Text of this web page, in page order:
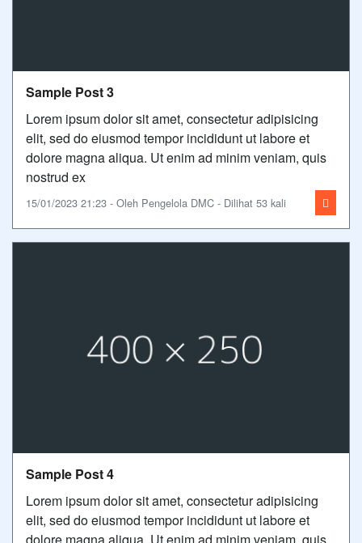
Sample Post 3
Lorem ipsum dolor sit amet, consectetur adipisicing
elit, sed do eiusmod tempor incididunt ut labore et
dolore magna aliqua. Ut enim ad minim veniam, quis
nostrud ex
15/01/2023 21:23 - Oleh Pengelola DMC - Dilihat 53 kali
Sample Post 4
Lorem ipsum dolor sit amet, consectetur adipisicing
elit, sed do eiusmod tempor incididunt ut labore et